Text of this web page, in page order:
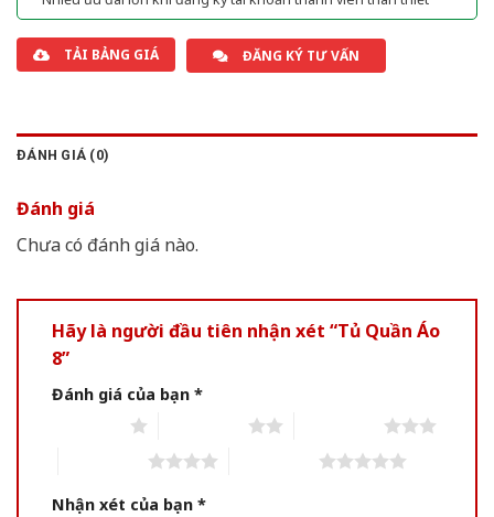
TẢI BẢNG GIÁ ĐĂNG KÝ TƯ VẤN
ĐÁNH GIÁ (0)
Đánh giá
Chưa có đánh giá nào.
Hãy là người đầu tiên nhận xét “Tủ Quần Áo
8”
Đánh giá của bạn *
Nhận xét của bạn *